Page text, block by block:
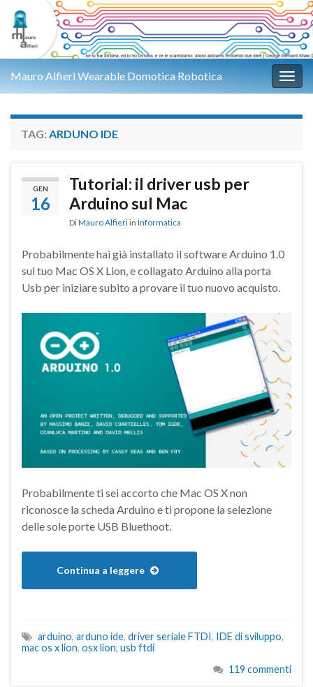
Mauro Alfieri Wearable Domotica Robotica
TAG: ARDUNO IDE
GEN
16
Tutorial: il driver usb per
Arduino sul Mac
DiMauro Alfieri in Informatica
Probabilmente hai già installato il software Arduino 1.0
sul tuo Mac OS X Lion, e collagato Arduino alla porta
Usb per iniziare subito a provare il tuo nuovo acquisto.
Probabilmente ti sei accorto che Mac OS X non
riconosce la scheda Arduino e ti propone la selezione
delle sole porte USB Bluethoot.
Continua a leggere
arduino, arduno ide, driver seriale FTDI, IDE di sviluppo,
mac os x lion, osx lion, usb ftdi
119 commenti